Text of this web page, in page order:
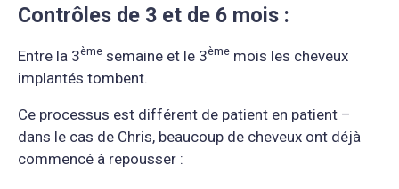
Contrôles de 3 et de 6 mois :
Entre la 3ème semaine et le 3ème mois les cheveux
implantés tombent.
Ce processus est différent de patient en patient –
dans le cas de Chris, beaucoup de cheveux ont déjà
commencé à repousser :